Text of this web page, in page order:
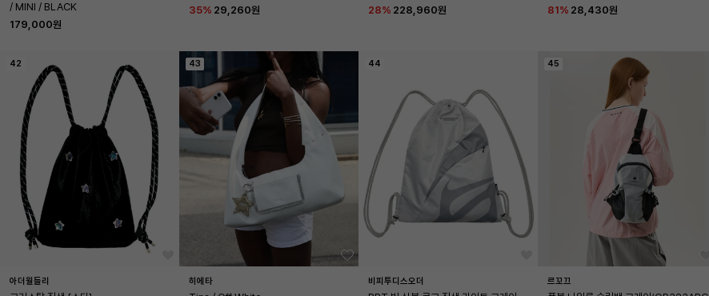
/ MINI / BLACK
179,000원
35% 29,260원
28% 228,960원
81% 28,430원
42
아더월들리
43
히에타
44
비피투디스오더
45
르꼬끄